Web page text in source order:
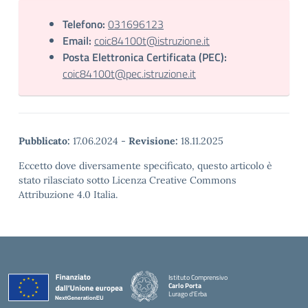
Telefono: 031696123
Email: coic84100t@istruzione.it
Posta Elettronica Certificata (PEC):
coic84100t@pec.istruzione.it
Pubblicato: 17.06.2024 - Revisione: 18.11.2025
Eccetto dove diversamente specificato, questo articolo è
stato rilasciato sotto Licenza Creative Commons
Attribuzione 4.0 Italia.
Istituto Comprensivo
Carlo Porta
Lurago d'Erba
— Visita la pagina iniziale della scuola